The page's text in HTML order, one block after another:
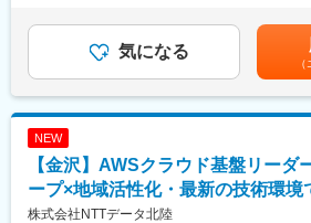
※評価制度…「業績」と「過程・スタ
り、過程までしっかり評価される仕組
買取再販営業：2名在籍（係長1名／メ
◆報告・連絡・相談・確認が徹底され
ンが活発
■仕事内容
反響営業がメインとなるため、問い合
ど）
・アポイント・現地調査（お客様のご
・見積・提案（最適なリフォームプラン
業手当＞有＜給与補足＞■固定残業時
割り増し分が支払われます。■賞与：
年2回（1月・7月）■役職手当：あり■
までも目安の金額であり、選考を通じ
す。月給(月額)は固定手当を含めた表
気になる
NEW
【金沢】AWSクラウド基盤リー
ープ×地域活性化・最新の技術環境
株式会社NTTデータ北陸